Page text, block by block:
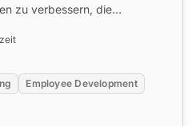
zu verbessern, die
Employee Development